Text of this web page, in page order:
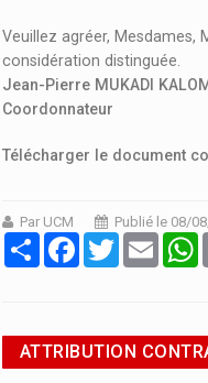
Veuillez agréer, Mesdames,
considération distinguée.
Jean-Pierre MUKADI
Coordonnateur
Télécharger le document
Par UCM
Publié le 08/
PartagerFacebook
Twitter Email
ATTRIBUTION